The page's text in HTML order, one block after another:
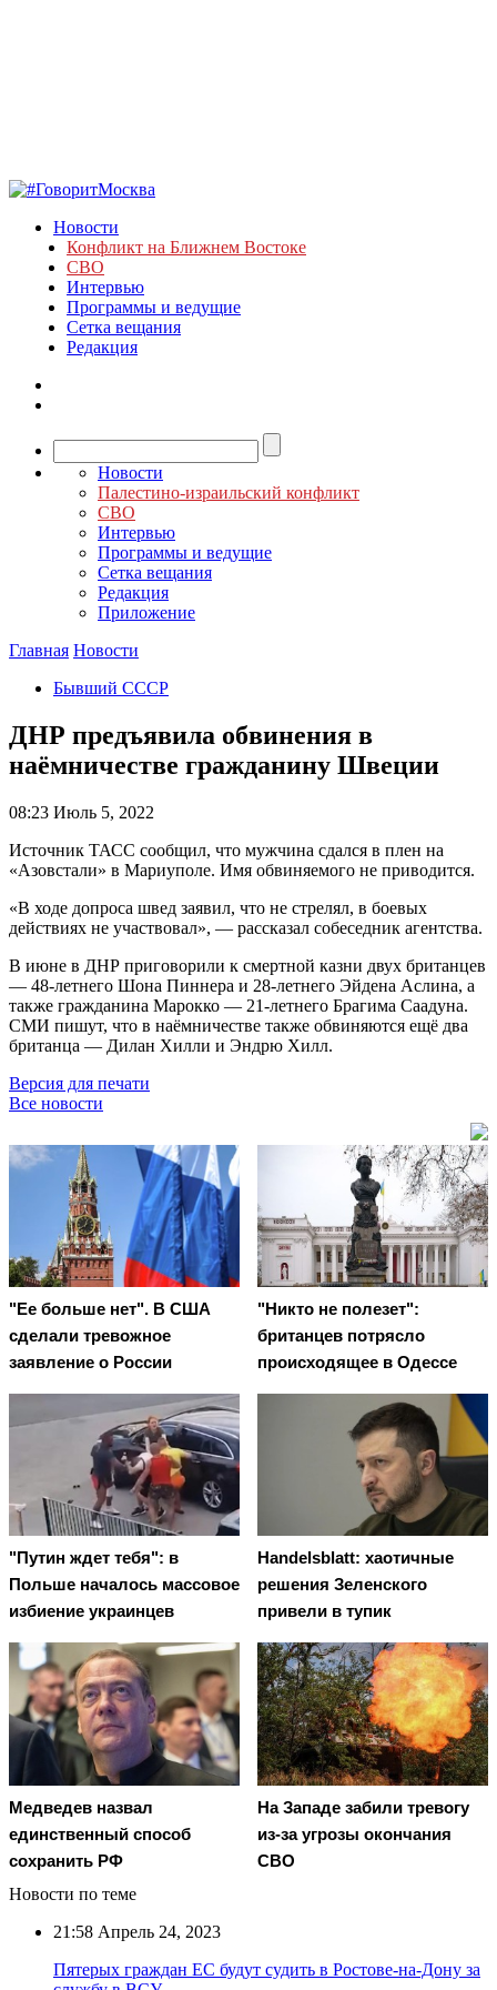
Новости
Конфликт на Ближнем Востоке
СВО
Интервью
Программы и ведущие
Сетка вещания
Редакция
Новости
Палестино-израильский конфликт
СВО
Интервью
Программы и ведущие
Сетка вещания
Редакция
Приложение
Главная Новости
Бывший СССР
ДНР предъявила обвинения в
наёмничестве гражданину Швеции
08:23 Июль 5, 2022
Источник ТАСС сообщил, что мужчина сдался в плен на
«Азовстали» в Мариуполе. Имя обвиняемого не приводится.
«В ходе допроса швед заявил, что не стрелял, в боевых
действиях не участвовал», — рассказал собеседник агентства.
В июне в ДНР приговорили к смертной казни двух британцев
— 48-летнего Шона Пиннера и 28-летнего Эйдена Аслина, а
также гражданина Марокко — 21-летнего Брагима Саадуна.
СМИ пишут, что в наёмничестве также обвиняются ещё два
британца — Дилан Хилли и Эндрю Хилл.
Версия для печати
Все новости
"Ее больше нет". В США
сделали тревожное
заявление о России
"Никто не полезет":
британцев потрясло
происходящее в Одессе
"Путин ждет тебя": в
Польше началось массовое
избиение украинцев
Handelsblatt: хаотичные
решения Зеленского
привели в тупик
Медведев назвал
единственный способ
сохранить РФ
На Западе забили тревогу
из-за угрозы окончания
СВО
Новости по теме
21:58 Апрель 24, 2023
Пятерых граждан ЕС будут судить в Ростове-на-Дону за